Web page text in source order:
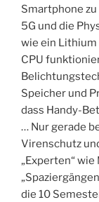
Smartphone
5G und die
wie ein Lithium
CPU
Speicher und
dass Handy-
… Nur gerade
Virenschutz
„Experten“
die 10